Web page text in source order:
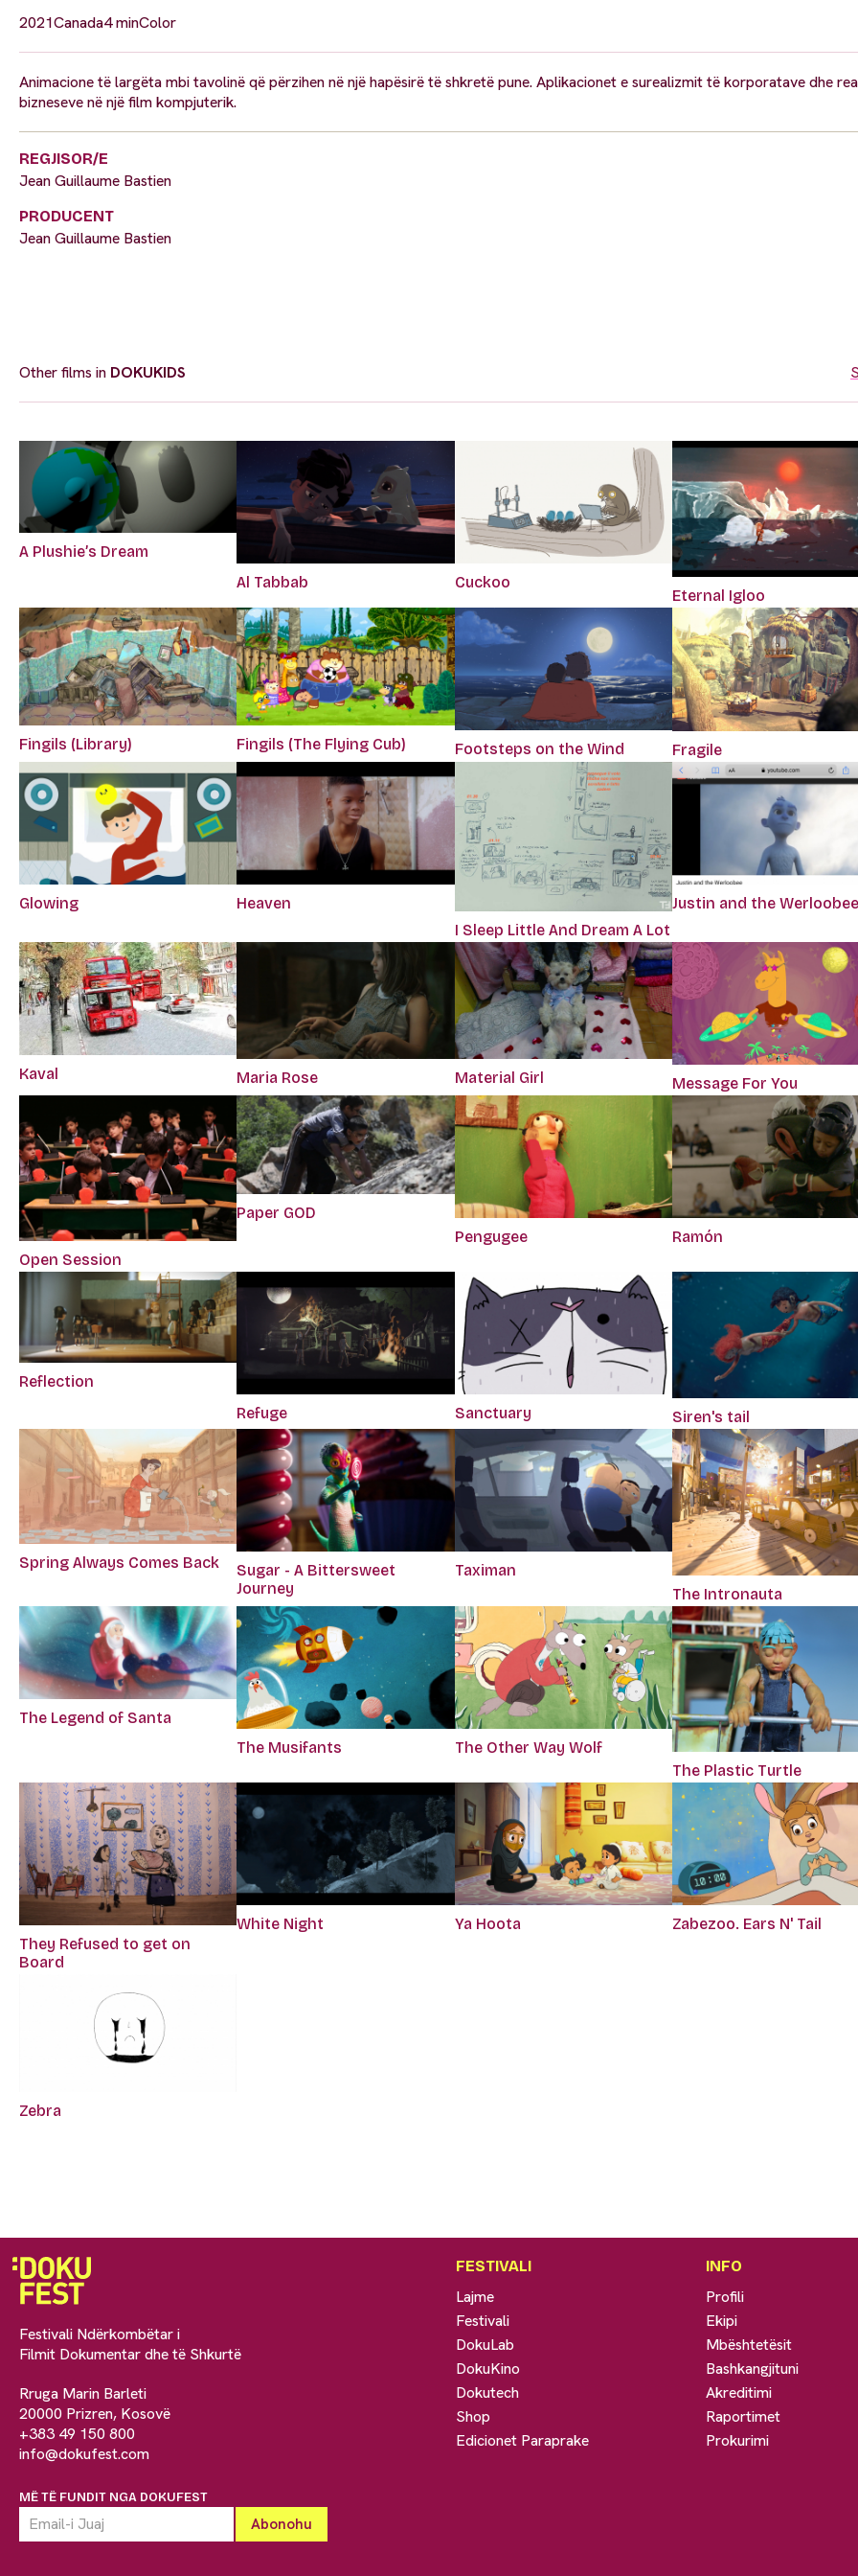
2021Canada4 minColor
Animacione të largëta mbi tavolinë që përzihen në një hapësirë të shkretë pune. Aplikacionet e surealizmit të korporatave dhe
bizneseve në një film kompjuterik.
REGJISOR/E
Jean Guillaume Bastien
PRODUCENT
Jean Guillaume Bastien
Other films in DOKUKIDS
A Plushie’s Dream
Al Tabbab
Cuckoo
Eternal Igloo
Fingils (Library) Fingils (The Flying Cub) Footsteps on the Wind Fragile
Glowing
Heaven
I Sleep Little And Dream A Lot
Justin and the Werloobee
Kaval Maria Rose Material Girl Message For You
Open Session
Paper GOD
Pengugee
Ramón
Reflection
Refuge
Sanctuary Siren's tail
Spring Always Comes Back
Sugar - A Bittersweet
Journey
Taximan
The Intronauta
The Legend of Santa
The Musifants
The Other Way Wolf
The Plastic Turtle
They Refused to get on
Board
White Night Ya Hoota Zabezoo. Ears N' Tail
Zebra
Festivali Ndërkombëtar i
Filmit Dokumentar dhe të Shkurtë
Rruga Marin Barleti
20000 Prizren, Kosovë
+383 49 150 800
info@dokufest.com
MË TË FUNDIT NGA DOKUFEST
FESTIVALI
Lajme
Festivali
DokuLab
DokuKino
Dokutech
Shop
Edicionet Paraprake
INFO
Profili
Ekipi
Mbështetësit
Bashkangjituni
Akreditimi
Raportimet
Prokurimi